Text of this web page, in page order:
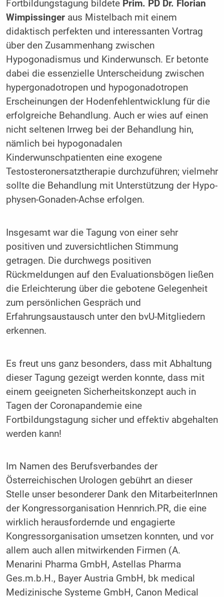
Fortbildungstagung bildete Prim. PD Dr. Florian
Wimpissingeraus Mistelbach mit einem
didaktisch perfekten und interessanten Vortrag
über den Zusammenhang zwischen
Hypogonadismus und Kinderwunsch. Er betonte
dabei die essenzielle Unterscheidung zwischen
hypergonadotropen und hypogonadotropen
Erscheinungen der Hodenfehlentwicklung für die
erfolgreiche Behandlung. Auch er wies auf einen
nicht seltenen Irrweg bei der Behandlung hin,
nämlich bei hypogonadalen
Kinderwunschpatienten eine exogene
Testosteronersatztherapie durchzuführen; vielmehr
sollte die Behandlung mit Unterstützung der Hypo­
physen-Gonaden-Achse erfolgen.
Insgesamt war die Tagung von einer sehr
positiven und zuversichtlichen Stimmung
getragen. Die durchwegs positiven
Rückmeldungen auf den Evaluationsbögen ließen
die Erleichterung über die gebotene Gelegenheit
zum persönlichen Gespräch und
Erfahrungsaustausch unter den bvU-Mitgliedern
erkennen.
Es freut uns ganz besonders, dass mit Abhaltung
dieser Tagung gezeigt werden konnte, dass mit
einem geeigneten Sicherheitskonzept auch in
Tagen der Coronapandemie eine
Fortbildungstagung sicher und effektiv abgehalten
werden kann!
Im Namen des Berufsverbandes der
Österreichischen Urologen gebührt an dieser
Stelle unser besonderer Dank den MitarbeiterInnen
der Kongressorganisation Hennrich.PR, die eine
wirklich herausfordernde und engagierte
Kongressorganisation umsetzen konnten, und vor
allem auch allen mitwirkenden Firmen (A.
Menarini Pharma GmbH, Astellas Pharma
Ges.m.b.H., Bayer Austria GmbH, bk medical
Medizinische Systeme GmbH, Canon Medical